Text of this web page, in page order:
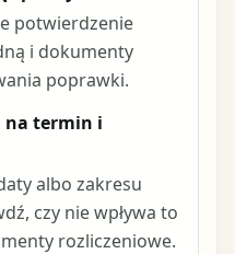
potwierdzenie
i dokumenty
poprawki.
na termin i
albo zakresu
czy nie wpływa to
rozliczeniowe.